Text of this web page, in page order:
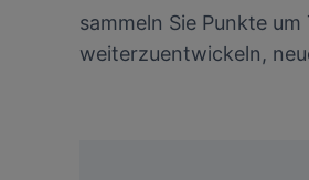
sammeln Sie Punkte
weiterzuentwickeln,